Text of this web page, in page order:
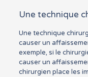
Une technique
Une technique
causer un
exemple, si le
causer un
chirurgien place les